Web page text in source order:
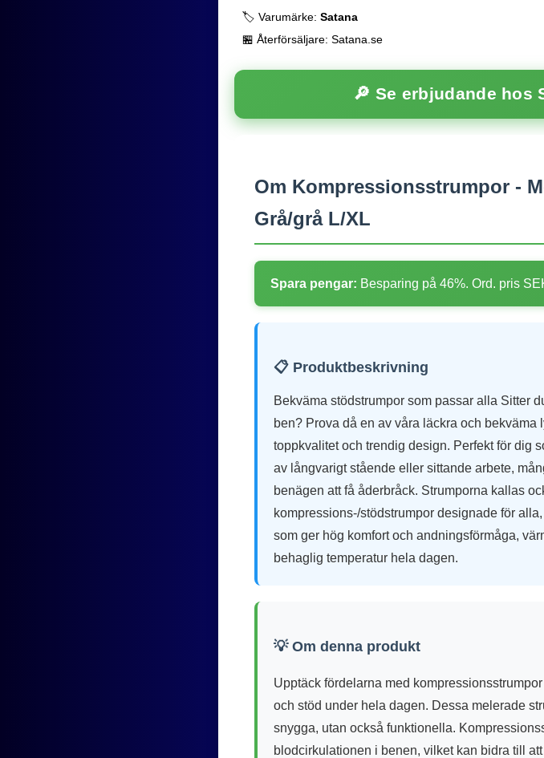
🏷️ Varumärke: Satana
🏪 Återförsäljare: Satana.se
🔎 Se erbjudande hos
Om Kompressionsstrumpor -
Grå/grå L/XL
Spara pengar: Besparing på 46%. Ord. pris
📋 Produktbeskrivning
Bekväma stödstrumpor som passar alla Sitter
ben? Prova då en av våra läckra och
toppkvalitet och trendig design. Perfekt för dig
av långvarigt stående eller sittande arbete,
benägen att få åderbråck. Strumporna kallas
kompressions-/stödstrumpor designade för
som ger hög komfort och andningsförmåga,
behaglig temperatur hela dagen.
💡 Om denna produkt
Upptäck fördelarna med
och stöd under hela dagen. Dessa melerade
snygga, utan också funktionella.
blodcirkulationen i benen, vilket kan bidra till